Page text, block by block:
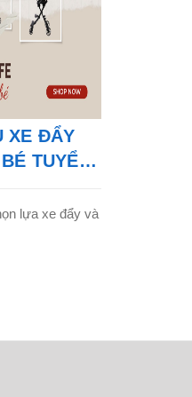
XE ĐẨY
TUYỂN
lựa xe đẩy và